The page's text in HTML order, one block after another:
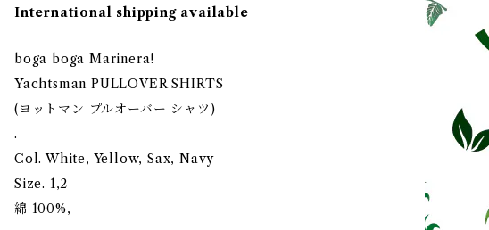
International shipping available
boga boga Marinera!
Yachtsman PULLOVER SHIRTS
(ヨットマン プルオーバー シャツ)
.
Col. White, Yellow, Sax, Navy
Size. 1,2
綿 100%,